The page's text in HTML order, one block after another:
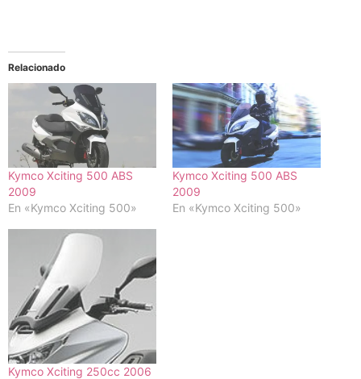
Relacionado
Kymco Xciting 500 ABS
2009
En «Kymco Xciting 500»
Kymco Xciting 500 ABS
2009
En «Kymco Xciting 500»
Kymco Xciting 250cc 2006